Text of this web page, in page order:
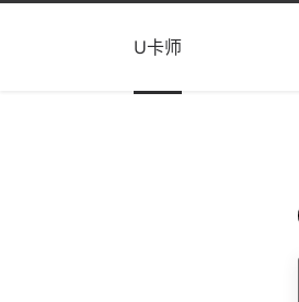
U卡师